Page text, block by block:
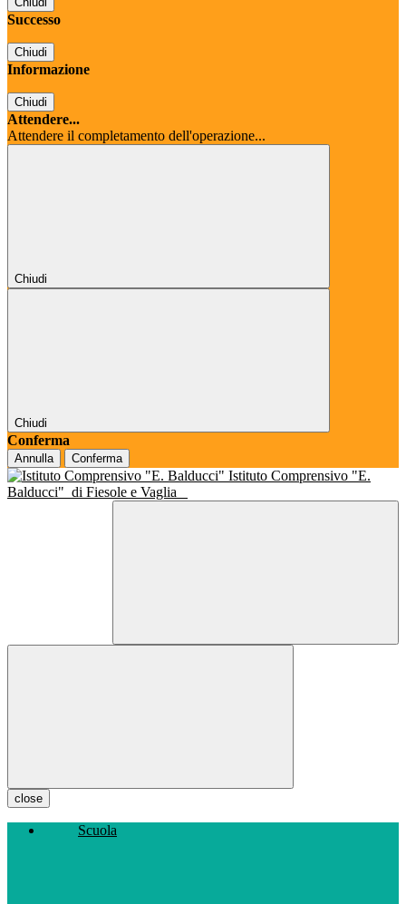
Successo
Chiudi
Informazione
Chiudi
Attendere...
Attendere il completamento dell'operazione...
Chiudi
Chiudi
Conferma
Annulla Conferma
Istituto Comprensivo "E.
Balducci" di Fiesole e Vaglia
close
Scuola